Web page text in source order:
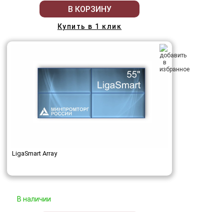
В КОРЗИНУ
Купить в 1 клик
LigaSmart Array
В наличии